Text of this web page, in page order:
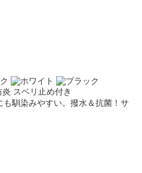
炎 スベリ止め付き
馴染みやすい。撥水＆抗菌！サ